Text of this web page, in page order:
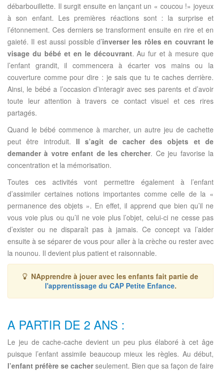
débarbouillette. Il surgit ensuite en lançant un « coucou !» joyeux
à son enfant. Les premières réactions sont : la surprise et
l’étonnement. Ces derniers se transforment ensuite en rire et en
gaieté. Il est aussi possible d’inverser les rôles en couvrant le
visage du bébé et en le découvrant. Au fur et à mesure que
l’enfant grandit, il commencera à écarter vos mains ou la
couverture comme pour dire : je sais que tu te caches derrière.
Ainsi, le bébé a l’occasion d’interagir avec ses parents et d’avoir
toute leur attention à travers ce contact visuel et ces rires
partagés.
Quand le bébé commence à marcher, un autre jeu de cachette
peut être introduit. Il s’agit de cacher des objets et de
demander à votre enfant de les chercher. Ce jeu favorise la
concentration et la mémorisation.
Toutes ces activités vont permettre également à l’enfant
d’assimiler certaines notions importantes comme celle de la «
permanence des objets ». En effet, il apprend que bien qu’il ne
vous voie plus ou qu’il ne voie plus l’objet, celui-ci ne cesse pas
d’exister ou ne disparaît pas à jamais. Ce concept va l’aider
ensuite à se séparer de vous pour aller à la crèche ou rester avec
la nounou. Il devient plus patient et raisonnable.
NApprendre à jouer avec les enfants fait partie de
l'apprentissage du CAP Petite Enfance.
A PARTIR DE 2 ANS :
Le jeu de cache-cache devient un peu plus élaboré à cet âge
puisque l’enfant assimile beaucoup mieux les règles. Au début,
l’enfant préfère se cacher seulement. Bien que sa façon de faire